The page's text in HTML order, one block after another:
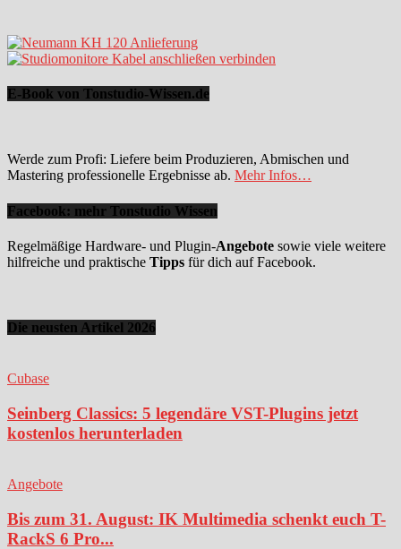
E-Book von Tonstudio-Wissen.de
Werde zum Profi: Liefere beim Produzieren, Abmischen und
Mastering professionelle Ergebnisse ab. Mehr Infos…
Facebook: mehr Tonstudio Wissen
Regelmäßige Hardware- und Plugin-Angebote sowie viele weitere
hilfreiche und praktische Tipps für dich auf Facebook.
Die neusten Artikel 2026
Cubase
Seinberg Classics: 5 legendäre VST-Plugins jetzt
kostenlos herunterladen
Angebote
Bis zum 31. August: IK Multimedia schenkt euch T-
RackS 6 Pro...